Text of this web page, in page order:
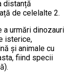
distanță
de celelalte 2.
a urmări dinozauri
isterice,
și animale cu
fiind specii